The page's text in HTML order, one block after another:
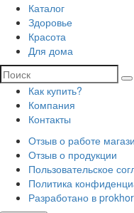
Каталог
Здоровье
Красота
Для дома
Как купить?
Компания
Контакты
Отзыв о работе
Отзыв о продукции
Пользовательское
Политика
Разработано в